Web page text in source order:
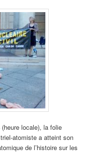
locale), la folie
atomiste a atteint son
de l’histoire sur les